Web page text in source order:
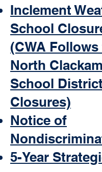
Inclement
School
(CWA Follows
North
School District
Closures)
Notice of
5-Year